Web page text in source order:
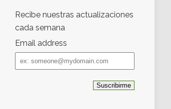
Recibe nuestras actualizaciones
cada semana
Email address
Email
address